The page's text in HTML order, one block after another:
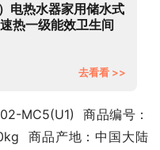
电热水器家用储水式
热一级能效卫生间
去看看 >>
MC5(U1)  商品编号：
商品产地：中国大陆